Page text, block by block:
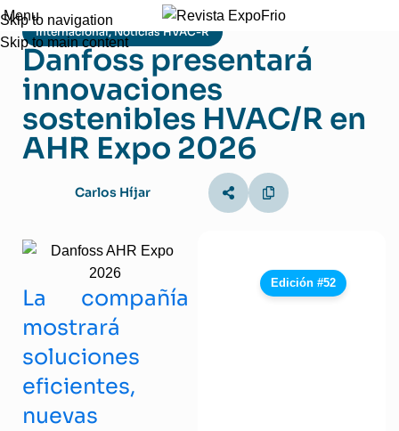
Skip to navigation
Skip to main content
Menu
Internacional,Noticias HVAC-R
Danfoss presentará
innovaciones
sostenibles HVAC/R en
AHR Expo 2026
Carlos Híjar
La compañía
mostrará
soluciones
eficientes,
nuevas
Edición #52